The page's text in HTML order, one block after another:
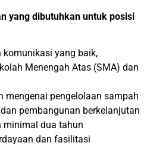
yang dibutuhkan untuk posisi
yang baik,
Menengah Atas (SMA) dan
mengenai pengelolaan sampah
dan pembangunan berkelanjutan
minimal dua tahun
dan fasilitasi